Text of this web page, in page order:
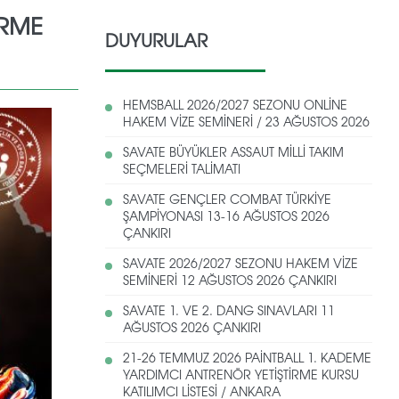
DUYURULAR
HEMSBALL 2026/2027 SEZONU ONLİNE
HAKEM VİZE SEMİNERİ / 23 AĞUSTOS 2026
SAVATE BÜYÜKLER ASSAUT MİLLİ TAKIM
SEÇMELERİ TALİMATI
SAVATE GENÇLER COMBAT TÜRKİYE
ŞAMPİYONASI 13-16 AĞUSTOS 2026
ÇANKIRI
SAVATE 2026/2027 SEZONU HAKEM VİZE
SEMİNERİ 12 AĞUSTOS 2026 ÇANKIRI
SAVATE 1. VE 2. DANG SINAVLARI 11
AĞUSTOS 2026 ÇANKIRI
21-26 TEMMUZ 2026 PAİNTBALL 1. KADEME
YARDIMCI ANTRENÖR YETİŞTİRME KURSU
KATILIMCI LİSTESİ / ANKARA